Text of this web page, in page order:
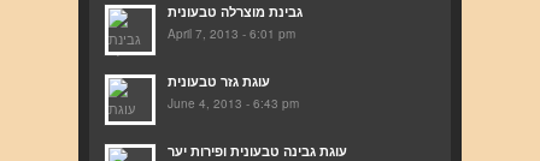
גבינת מוצרלה טבעונית
April 7, 2013 - 6:01 pm
עוגת גזר טבעונית
June 4, 2013 - 6:43 pm
עוגת גבינה טבעונית ופירות יער